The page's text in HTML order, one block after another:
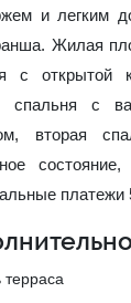
и легким
Жилая
с открытой
спальня с
вторая
платежи
терраса